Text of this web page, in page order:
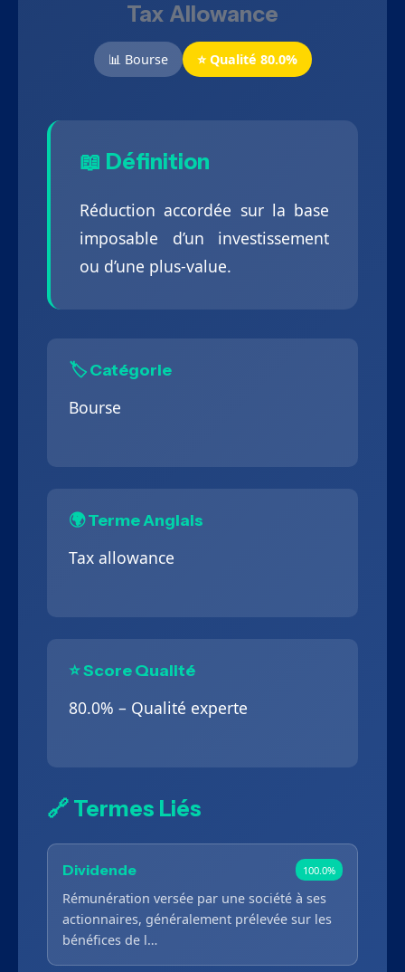
Tax Allowance
📊 Bourse ⭐ Qualité 80.0%
📖 Définition
Réduction accordée sur la base
imposable d’un investissement
ou d’une plus-value.
🏷️ Catégorie
Bourse
🌍 Terme Anglais
Tax allowance
⭐ Score Qualité
80.0% – Qualité experte
🔗 Termes Liés
Dividende 100.0%
Rémunération versée par une société à ses
actionnaires, généralement prélevée sur les
bénéfices de l…